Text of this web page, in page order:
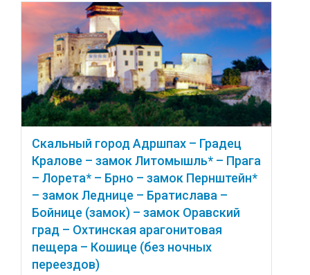
Скальный город Адршпах – Градец
Кралове – замок Литомышль* – Прага
– Лорета* – Брно – замок Пернштейн*
– замок Леднице – Братислава –
Бойнице (замок) – замок Оравский
град – Охтинская арагонитовая
пещера – Кошице (без ночных
переездов)